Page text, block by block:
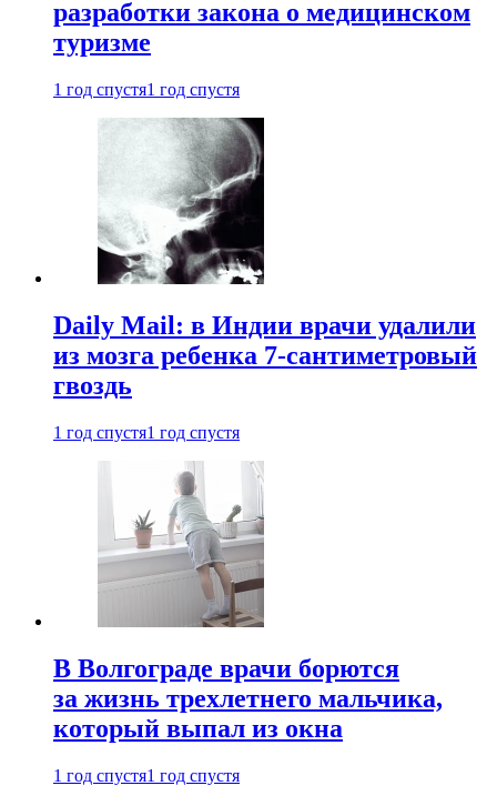
разработки закона о медицинском
туризме
1 год спустя1 год спустя
Daily Mail: в Индии врачи удалили
из мозга ребенка 7-сантиметровый
гвоздь
1 год спустя1 год спустя
В Волгограде врачи борются
за жизнь трехлетнего мальчика,
который выпал из окна
1 год спустя1 год спустя